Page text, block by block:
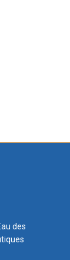
des